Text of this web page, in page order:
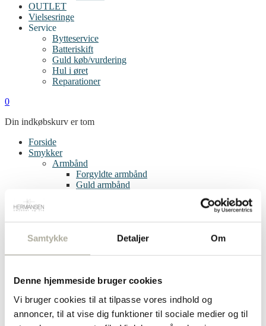
Samtykke Detaljer Om
Denne hjemmeside bruger cookies
Vi bruger cookies til at tilpasse vores indhold og
annoncer, til at vise dig funktioner til sociale medier og til
OUTLET
Vielsesringe
Service
Bytteservice
Batteriskift
Guld køb/vurdering
Hul i øret
Reparationer
0
Din indkøbskurv er tom
Forside
Smykker
Armbånd
Forgyldte armbånd
Guld armbånd
Guld øreringe
Single øreringe
Børneøreringe